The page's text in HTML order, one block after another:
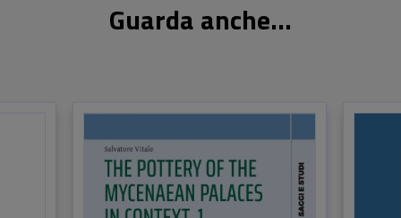
Guarda anche...